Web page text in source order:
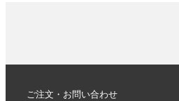
ご注文・お問い合わせ